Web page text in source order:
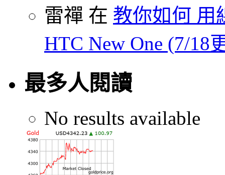
雷禪 在 教你如何 用
HTC New One (7/18
最多人閱讀
No results available